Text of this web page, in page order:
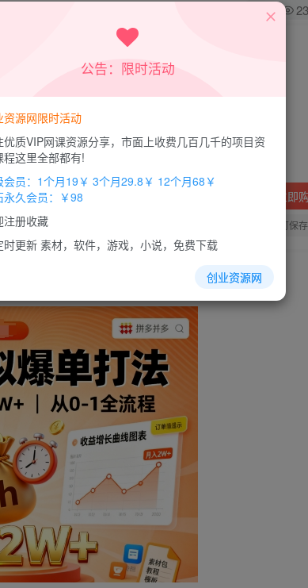
0
单打法，每天1小时，月入2W+，从0-1全流程
资源，请付费后查看
免费 钻石会员
立即
您当前未登录！建议登陆后购买，办理会员包月更省钱，可保
公告：限时活动
资源网限时活动
优质VIP网课资源分享，市面上收费几百几千的项目资
程这里全部都有!
会员：1个月19￥ 3个月29.8￥ 12个月68￥
永久会员：￥98
注册收藏
时更新 素材，软件，游戏，小说，免费下载
创业资源网